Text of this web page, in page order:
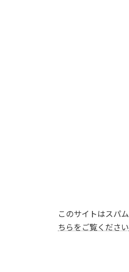
このサイトはスパ
ちらをご覧ください